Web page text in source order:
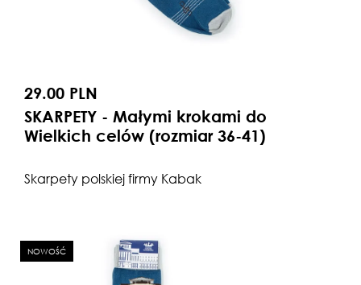
29.00 PLN
SKARPETY - Małymi krokami do
Wielkich celów (rozmiar 36-41)
Skarpety polskiej firmy Kabak
NOWOŚĆ